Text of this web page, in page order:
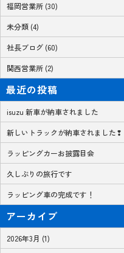
福岡営業所 (30)
未分類 (4)
社長ブログ (60)
関西営業所 (2)
最近の投稿
isuzu 新車が納車されました
新しいトラックが納車されました❢
ラッピングカーお披露目会
久しぶりの旅行です
ラッピング車の完成です！
アーカイブ
2026年3月 (1)